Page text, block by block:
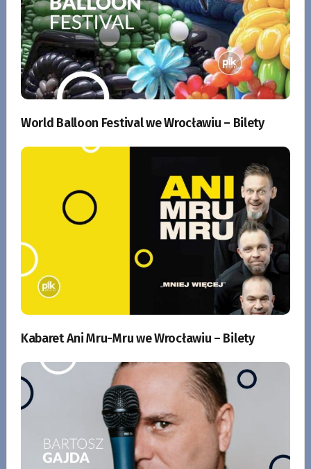
World Balloon Festival we Wrocławiu – Bilety
Kabaret Ani Mru-Mru we Wrocławiu – Bilety